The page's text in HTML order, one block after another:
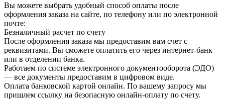
Вы можете выбрать удобный способ оплаты после
оформления заказа на сайте, по телефону или по электронной
почте:
Безналичный расчет по счету
После оформления заказа мы предоставим вам счет с
реквизитами. Вы сможете оплатить его через интернет-банк
или в отделении банка.
Работаем по системе электронного документооборота (ЭДО)
— все документы предоставим в цифровом виде.
Оплата банковской картой онлайн. По вашему запросу мы
пришлем ссылку на безопасную онлайн-оплату по счету.